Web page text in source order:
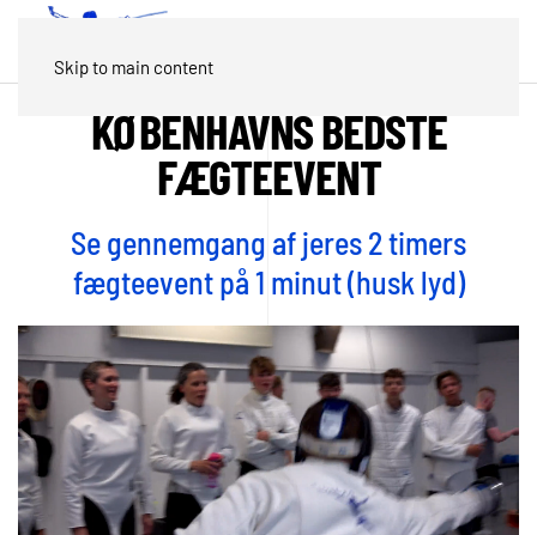
Skip to main content
KØBENHAVNS BEDSTE
FÆGTEEVENT
Se gennemgang af jeres 2 timers
fægteevent på 1 minut (husk lyd)